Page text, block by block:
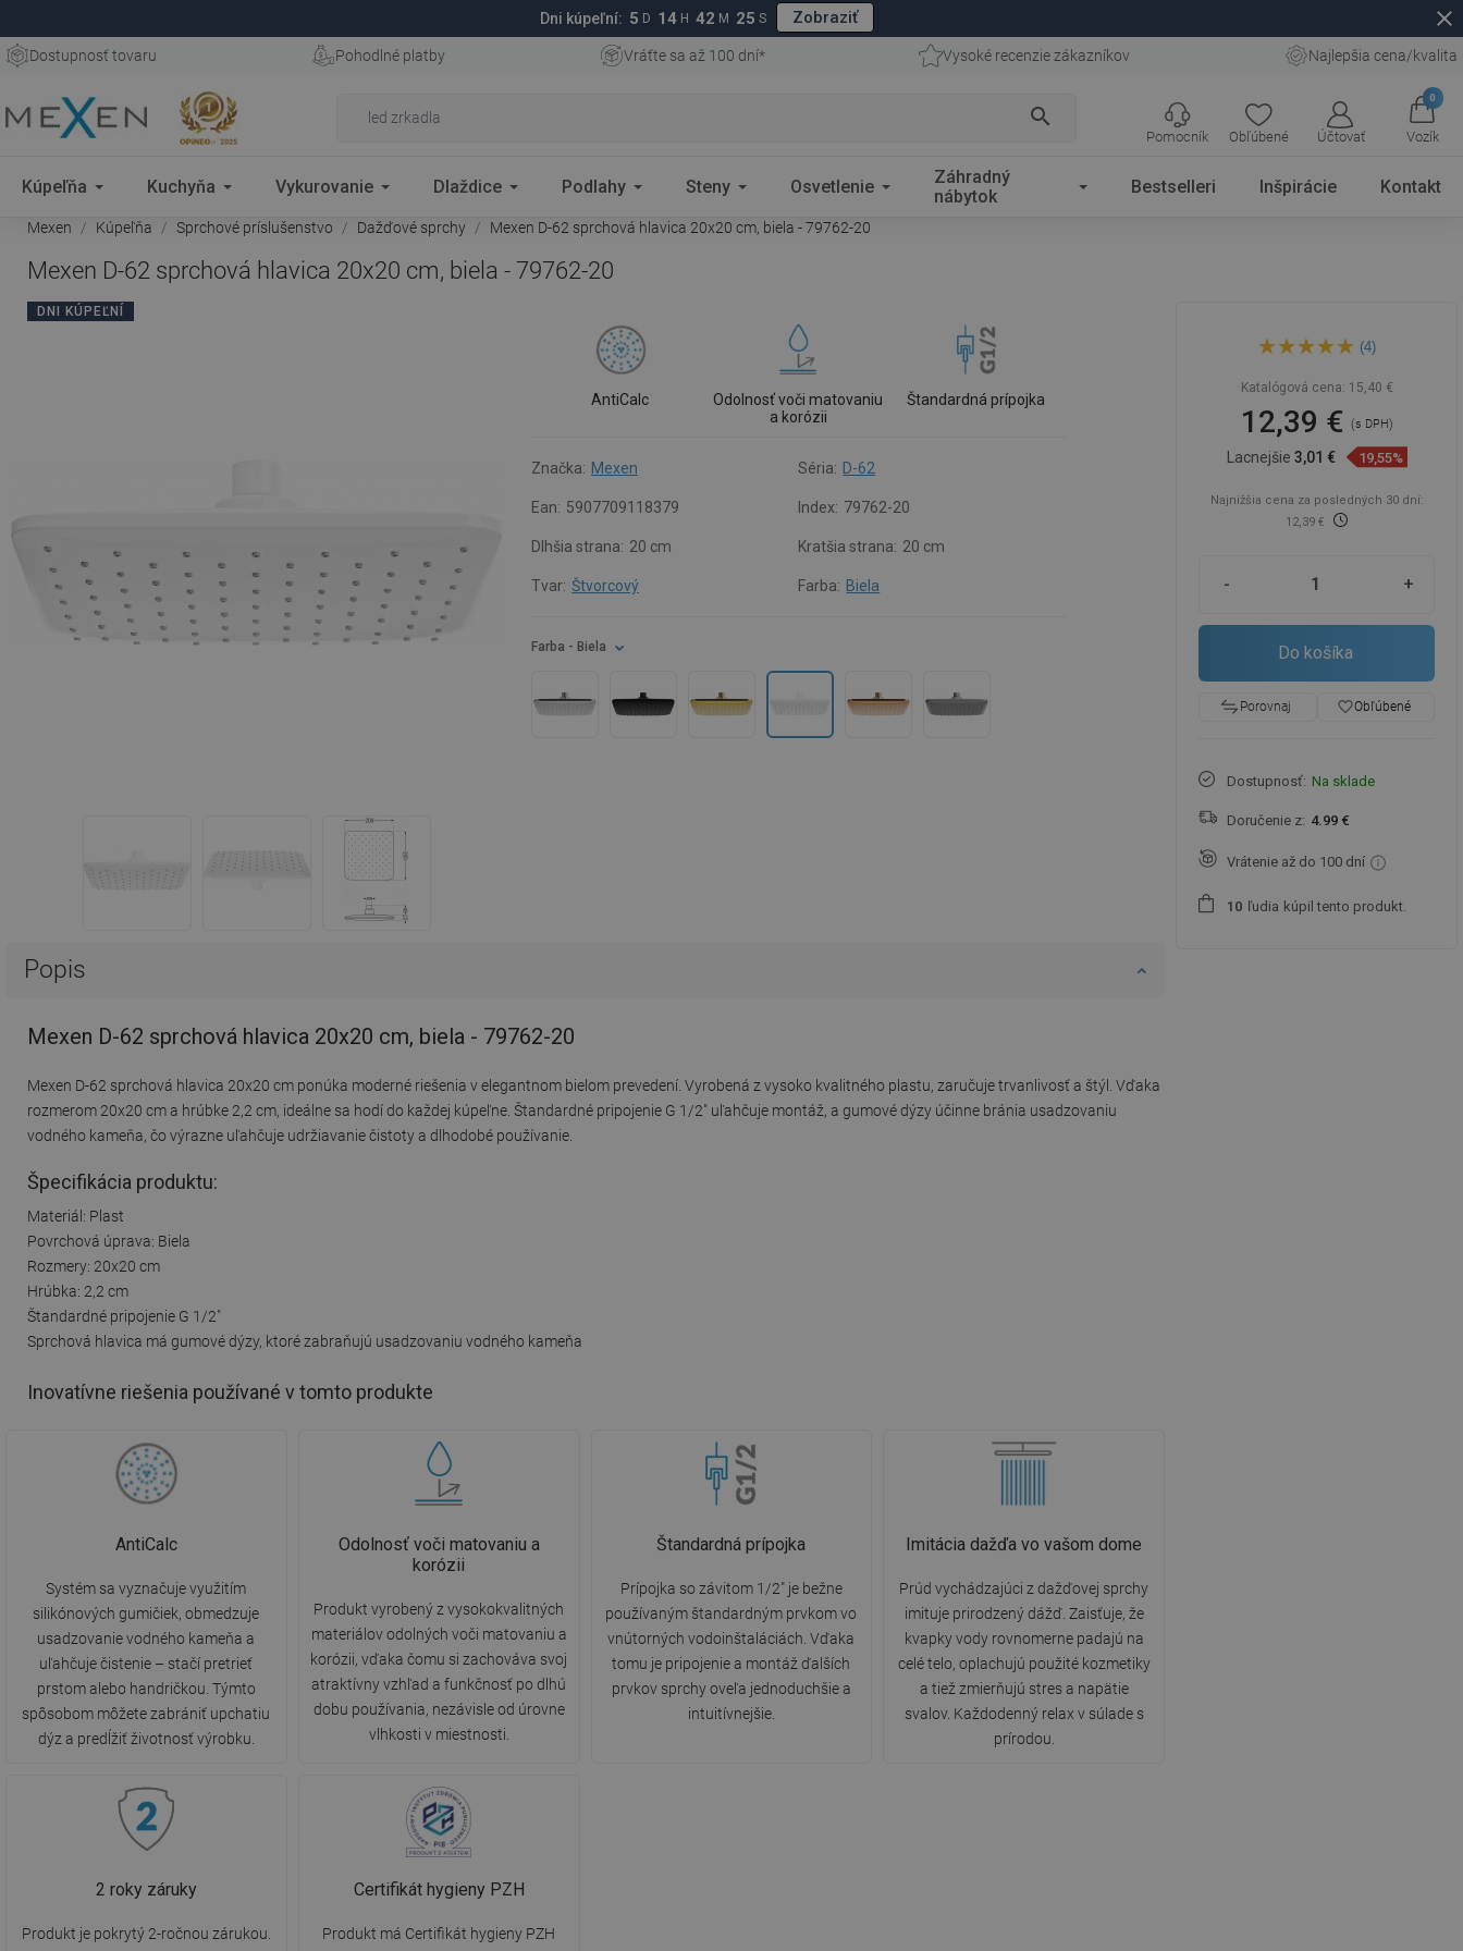
Dni kúpeľní: 5 D 14 H 42 M 24 S Zobraziť close
Dostupnosť tovaru Pohodlné platby Vráťte sa až 100 dní* Vysoké recenzie zákazníkov Najlepšia cena/kvalita
search
Obľúbené Účtovať
0
Vozík
Pomocník
Kúpeľňa Kuchyňa Vykurovanie Dlaždice Podlahy Steny Osvetlenie
Záhradný
nábytok
Bestselleri Inšpirácie Kontakt
Mexen Kúpeľňa Sprchové príslušenstvo Dažďové sprchy Mexen D-62 sprchová hlavica 20x20 cm, biela - 79762-20
Mexen D-62 sprchová hlavica 20x20 cm, biela - 79762-20
DNI KÚPEĽNÍ
AntiCalc
Odolnosť voči matovaniu
a korózii
Štandardná prípojka
Značka: Mexen Séria: D-62
Ean: 5907709118379 Index: 79762-20
Dlhšia strana: 20 cm Kratšia strana: 20 cm
Tvar: Štvorcový Farba: Biela
Farba - Biela
Popis
Mexen D-62 sprchová hlavica 20x20 cm, biela - 79762-20
Mexen D-62 sprchová hlavica 20x20 cm ponúka moderné riešenia v elegantnom bielom prevedení. Vyrobená z vysoko kvalitného plastu, zaručuje trvanlivosť a štýl. Vďaka
rozmerom 20x20 cm a hrúbke 2,2 cm, ideálne sa hodí do každej kúpeľne. Štandardné pripojenie G 1/2" uľahčuje montáž, a gumové dýzy účinne bránia usadzovaniu
vodného kameňa, čo výrazne uľahčuje udržiavanie čistoty a dlhodobé používanie.
Špecifikácia produktu:
Materiál: Plast
Povrchová úprava: Biela
Rozmery: 20x20 cm
Hrúbka: 2,2 cm
Štandardné pripojenie G 1/2"
Sprchová hlavica má gumové dýzy, ktoré zabraňujú usadzovaniu vodného kameňa
Inovatívne riešenia používané v tomto produkte
AntiCalc
Systém sa vyznačuje využitím
silikónových gumičiek, obmedzuje
usadzovanie vodného kameňa a
uľahčuje čistenie – stačí pretrieť
prstom alebo handričkou. Týmto
spôsobom môžete zabrániť upchatiu
dýz a predĺžiť životnosť výrobku.
Odolnosť voči matovaniu a
korózii
Produkt vyrobený z vysokokvalitných
materiálov odolných voči matovaniu a
korózii, vďaka čomu si zachováva svoj
atraktívny vzhľad a funkčnosť po dlhú
dobu používania, nezávisle od úrovne
vlhkosti v miestnosti.
Štandardná prípojka
Prípojka so závitom 1/2" je bežne
používaným štandardným prvkom vo
vnútorných vodoinštaláciách. Vďaka
tomu je pripojenie a montáž ďalších
prvkov sprchy oveľa jednoduchšie a
intuitívnejšie.
Imitácia dažďa vo vašom dome
Prúd vychádzajúci z dažďovej sprchy
imituje prirodzený dážď. Zaisťuje, že
kvapky vody rovnomerne padajú na
celé telo, oplachujú použité kozmetiky
a tiež zmierňujú stres a napätie
svalov. Každodenný relax v súlade s
prírodou.
2 roky záruky
Produkt je pokrytý 2-ročnou zárukou.
Certifikát hygieny PZH
Produkt má Certifikát hygieny PZH
Mexen D-62 sprchová hlavica
20x20 cm, biela - 79762-20
(4)
Katalógová cena: 15,40 €
12,39 € (s DPH)
Lacnejšie3,01 € 19,55%
Najnižšia cena za posledných 30 dní:
12,39 €
- +
Do košíka
Porovnaj favorite_borderObľúbené
Dostupnosť: Na sklade
Doručenie z: 4.99 €
Vrátenie až do 100 dní
1 0 ľudia kúpil tento produkt.